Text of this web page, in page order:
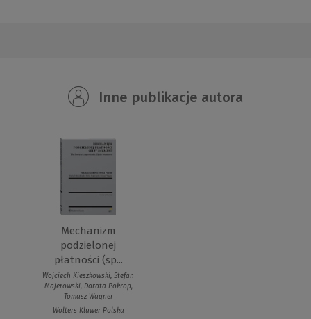
Inne publikacje autora
Mechanizm
podzielonej
płatności (sp...
Wojciech Kieszkowski, Stefan
Majerowski, Dorota Pokrop,
Tomasz Wagner
Wolters Kluwer Polska